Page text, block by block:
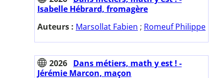
Isabelle Hébrard, fromagère
Auteurs : Marsollat Fabien ; Romeuf Philippe
2026 Dans métiers, math y est ! -
Jérémie Marcon, maçon